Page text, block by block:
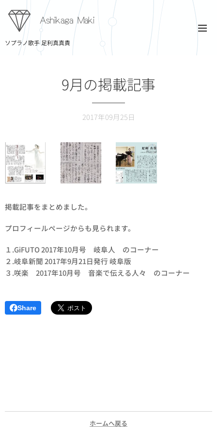
Ashikaga Maki
ソプラノ歌手 足利真真貴
9月の掲載記事
2017年09月25日
掲載記事をまとめました。
プロフィールページからも見られます。
１.GiFUTO 2017年10月号 岐阜人 のコーナー
２.岐阜新聞 2017年9月21日発行 岐阜版
３.咲楽 2017年10月号 音楽で伝える人々 のコーナー
Share
ホームへ戻る